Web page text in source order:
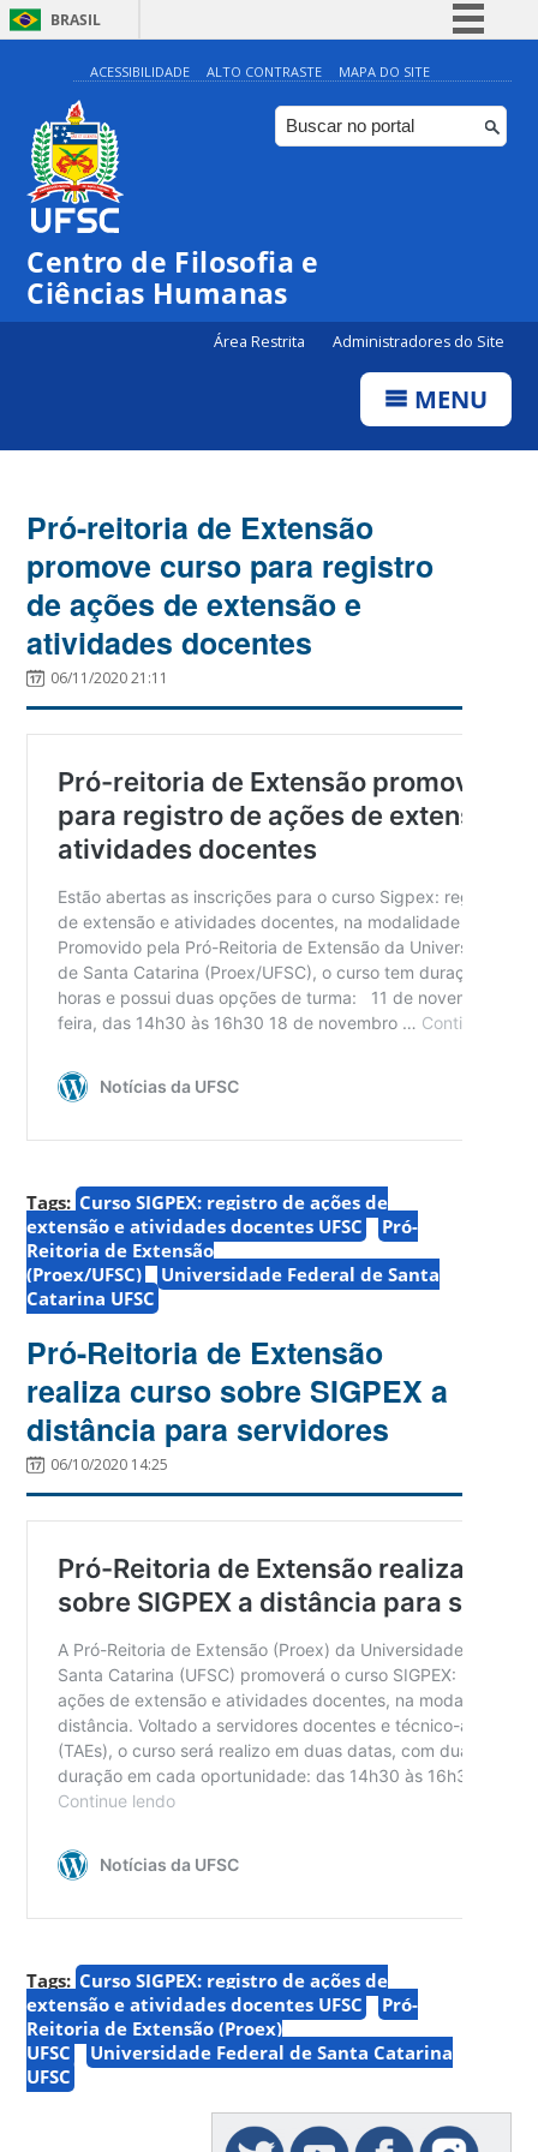
BRASIL
Simplifique!
Comunica BR
Participe
ACESSIBILIDADE ALTO CONTRASTE MAPA DO SITE
Centro de Filosofia e
Ciências Humanas
Área Restrita Administradores do Site
MENU
Pró-reitoria de Extensão
promove curso para registro
de ações de extensão e
atividades docentes
06/11/2020 21:11
Tags: Curso SIGPEX: registro de ações de
extensão e atividades docentes UFSC
Pró-
Reitoria de Extensão
(Proex/UFSC)
Universidade Federal de Santa
Catarina UFSC
Pró-Reitoria de Extensão
realiza curso sobre SIGPEX a
distância para servidores
06/10/2020 14:25
Tags: Curso SIGPEX: registro de ações de
extensão e atividades docentes UFSC
Pró-
Reitoria de Extensão (Proex)
UFSC
Universidade Federal de Santa Catarina
UFSC